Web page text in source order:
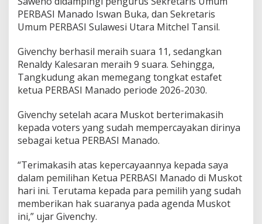
R
B
A
I
a
n
a
o
PERBASI Manado Iswan Buka, dan Sekretaris
Umum PERBASI Sulawesi Utara Mitchel Tansil.
Givenchy berhasil meraih suara 11, sedangkan
Renaldy Kalesaran meraih 9 suara. Sehingga,
Tangkudung akan memegang tongkat estafet
ketua PERBASI Manado periode 2026-2030.
Givenchy setelah acara Muskot berterimakasih
kepada voters yang sudah mempercayakan dirinya
sebagai ketua PERBASI Manado.
“Terimakasih atas kepercayaannya kepada saya
dalam pemilihan Ketua PERBASI Manado di Muskot
hari ini. Terutama kepada para pemilih yang sudah
memberikan hak suaranya pada agenda Muskot
ini,” ujar Givenchy.